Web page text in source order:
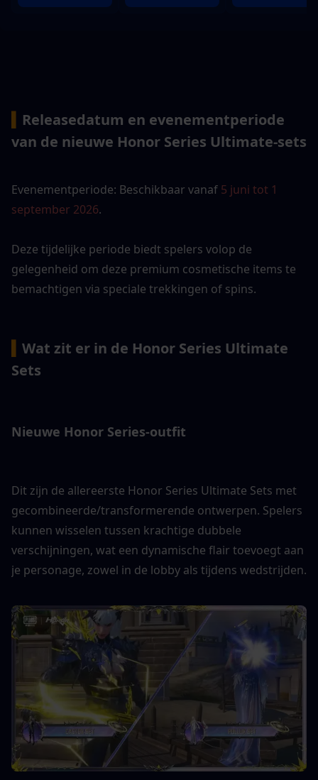
Releasedatum en evenementperiode
van de nieuwe Honor Series Ultimate-sets
Evenementperiode: Beschikbaar vanaf 5 juni tot 1
september 2026.
Deze tijdelijke periode biedt spelers volop de
gelegenheid om deze premium cosmetische items te
bemachtigen via speciale trekkingen of spins.
Wat zit er in de Honor Series Ultimate
Sets
Nieuwe Honor Series-outfit
Dit zijn de allereerste Honor Series Ultimate Sets met
gecombineerde/transformerende ontwerpen. Spelers
kunnen wisselen tussen krachtige dubbele
verschijningen, wat een dynamische flair toevoegt aan
je personage, zowel in de lobby als tijdens wedstrijden.